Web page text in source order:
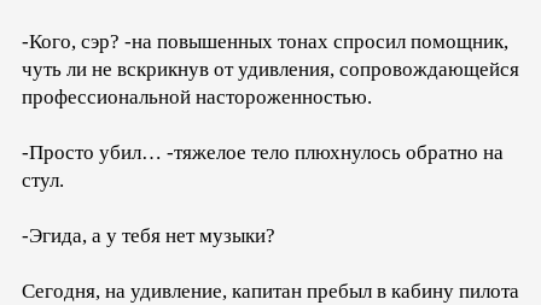
-Кого, сэр? -на повышенных тонах спросил помощник,
чуть ли не вскрикнув от удивления, сопровождающейся
профессиональной настороженностью.
-Просто убил… -тяжелое тело плюхнулось обратно на
стул.
-Эгида, а у тебя нет музыки?
Сегодня, на удивление, капитан пребыл в кабину пилота